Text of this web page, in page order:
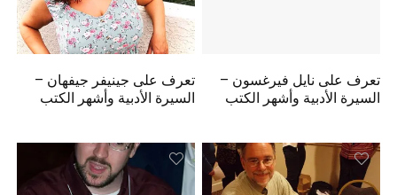
تعرف على نايل فيرغسون –
السيرة الأدبية وأشهر الكتب
تعرف على جينيفر جيفهان –
السيرة الأدبية وأشهر الكتب